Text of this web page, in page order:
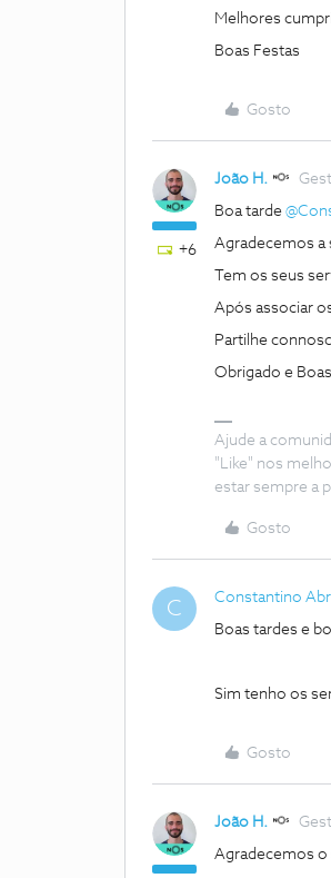
Melhores
Boas Festas
Gosto
+6
João H.
Boa tarde ​
Agradecemos a
Tem os seus
Após associar
Partilhe
Obrigado e
Ajude a
"Like" nos
estar sempre a
Gosto
C Constantino
Boas tardes e
Sim tenho os
Gosto
João H.
Agradecemos o